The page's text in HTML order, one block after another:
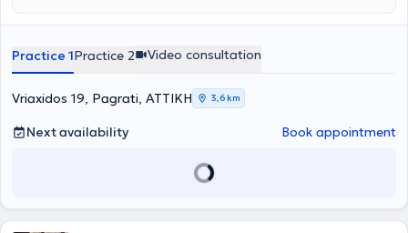
Practice 1Practice 2 Video consultation
Vriaxidos 19, Pagrati, ΑΤΤΙΚΗ 3,6 km
Next availability Book appointment